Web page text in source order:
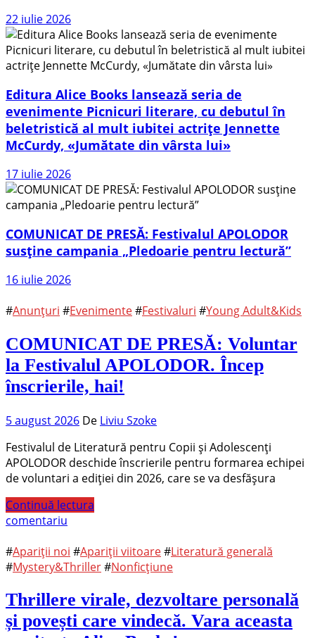
22 iulie 2026
Editura Alice Books lansează seria de
evenimente Picnicuri literare, cu debutul în
beletristică al mult iubitei actrițe Jennette
McCurdy, «Jumătate din vârsta lui»
17 iulie 2026
COMUNICAT DE PRESĂ: Festivalul APOLODOR
susține campania „Pledoarie pentru lectură”
16 iulie 2026
#Anunțuri #Evenimente#Festivaluri #Young Adult&Kids
COMUNICAT DE PRESĂ: Voluntar
la Festivalul APOLODOR. Încep
înscrierile, hai!
5 august 2026 De Liviu Szoke
Festivalul de Literatură pentru Copii și Adolescenți
APOLODOR deschide înscrierile pentru formarea echipei
de voluntari a ediției din 2026, care se va desfășura
Continuă lectura
comentariu
#Apariții noi #Apariții viitoare#Literatură generală
#Mystery&Thriller#Nonficțiune
Thrillere virale, dezvoltare personală
și povești care vindecă. Vara aceasta